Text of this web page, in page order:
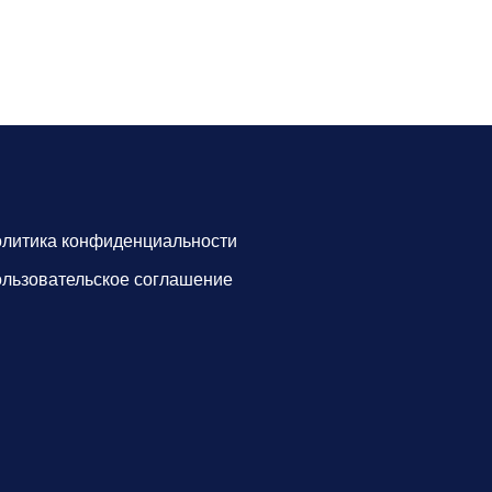
конфиденциальности
соглашение